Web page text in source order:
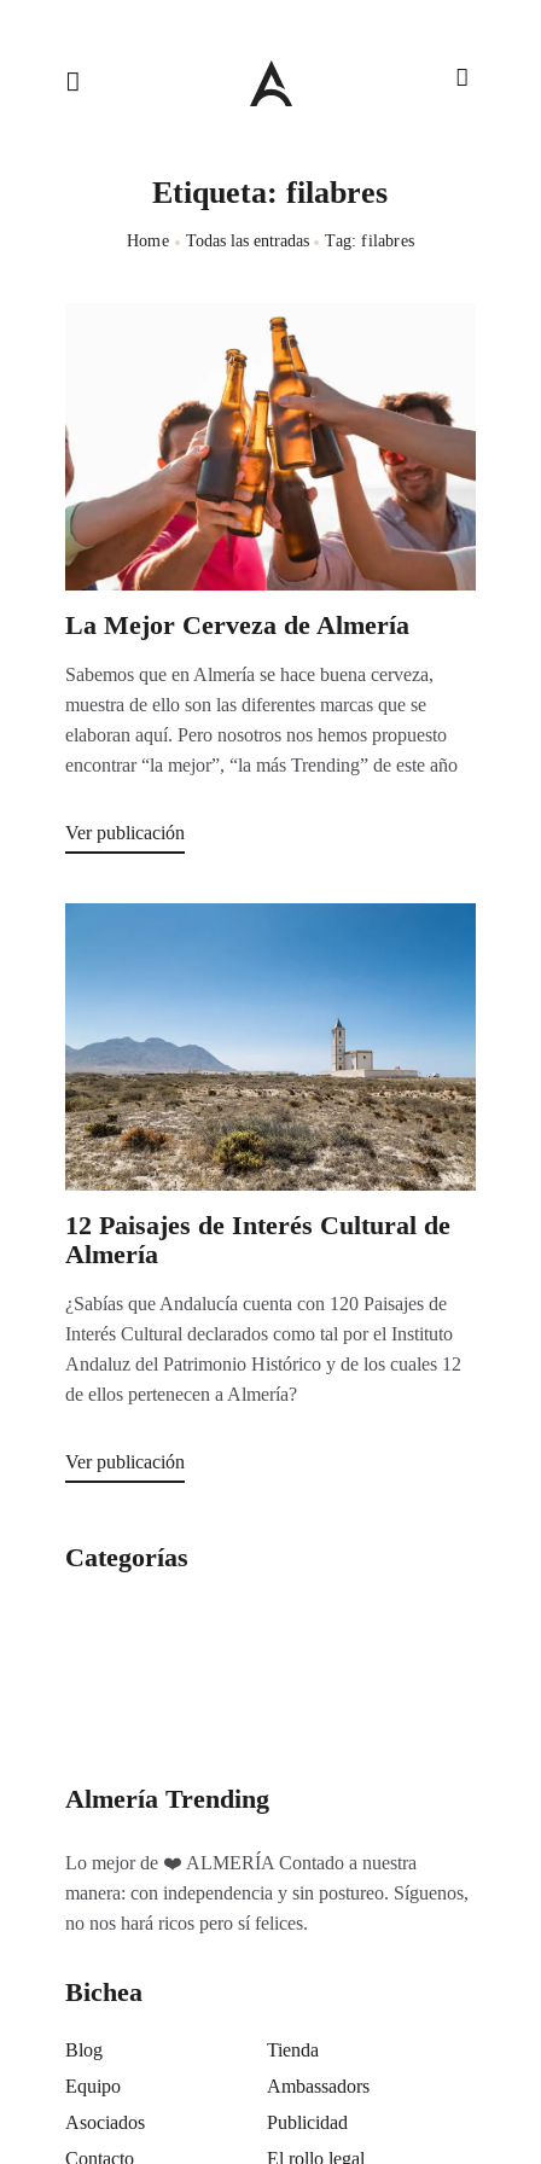
Etiqueta: filabres
Home Todas las entradas Tag: filabres
La Mejor Cerveza de Almería
Sabemos que en Almería se hace buena cerveza,
muestra de ello son las diferentes marcas que se
elaboran aquí. Pero nosotros nos hemos propuesto
encontrar “la mejor”, “la más Trending” de este año
Ver publicación
12 Paisajes de Interés Cultural de
Almería
¿Sabías que Andalucía cuenta con 120 Paisajes de
Interés Cultural declarados como tal por el Instituto
Andaluz del Patrimonio Histórico y de los cuales 12
de ellos pertenecen a Almería?
Ver publicación
Categorías
Almería Trending
Lo mejor de ❤️ ALMERÍA Contado a nuestra
manera: con independencia y sin postureo. Síguenos,
no nos hará ricos pero sí felices.
Bichea
Blog
Tienda
Equipo
Ambassadors
Asociados
Publicidad
Contacto
El rollo legal